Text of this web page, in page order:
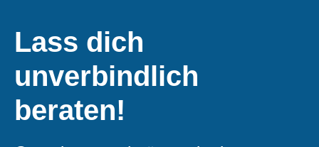
Lass dich
unverbindlich
beraten!